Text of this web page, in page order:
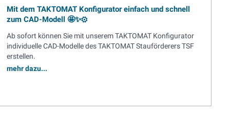
Mit dem TAKTOMAT Konfigurator einfach und schnell
zum CAD-Modell 🤩✨⚙️
Ab sofort können Sie mit unserem TAKTOMAT Konfigurator
individuelle CAD-Modelle des TAKTOMAT Stauförderers TSF
erstellen.
mehr dazu...